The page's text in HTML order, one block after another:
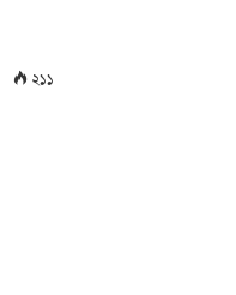
২১১